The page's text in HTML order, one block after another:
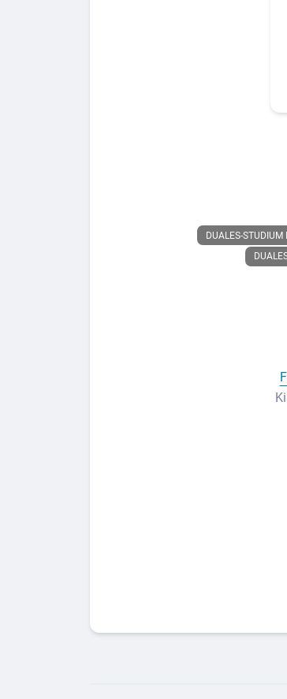
DUALES-STUDIUM